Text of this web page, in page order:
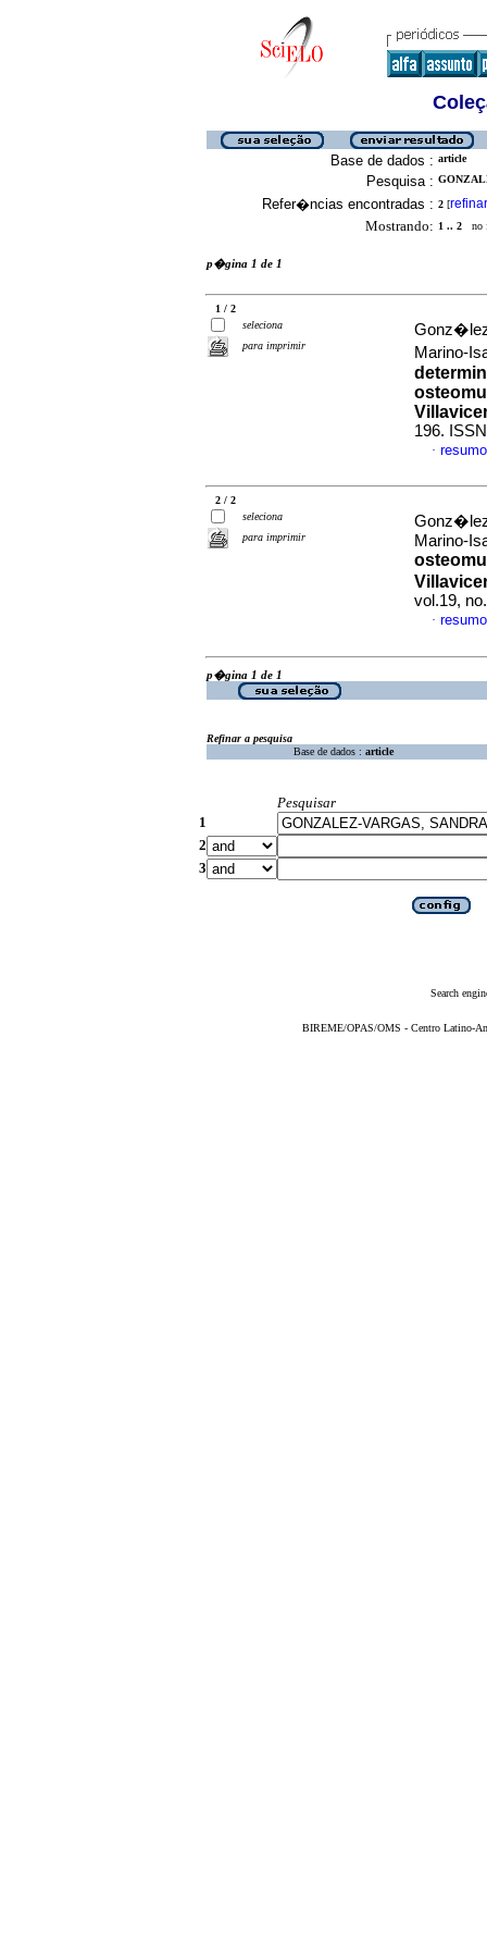
Base de dados : article
Pesquisa :
Refer�ncias encontradas : 2 [refinar
Mostrando: 1 .. 2 no
p�gina 1 de 1
1 / 2
seleciona
para imprimir
Marino-
196.
·
2 / 2
seleciona
para imprimir
Marino-
vol.19,
·
p�gina 1 de 1
Refinar a pesquisa
Base de dados : article
Pesquisar
1
2
3
Search
BIREME/OPAS/OMS - Centro Latino-